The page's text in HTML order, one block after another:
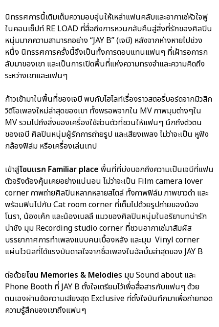
นิทรรศการนี้เติมเต็มความอบอุ่นให้เหล่าแฟนคลับและอากาเซ่หัวใจฟู
ในคอนเซ็ปท์ RE LOAD ที่สื่อถึงการหวนกลับคืนสู่สิ่งที่รักของศิลปิน
หนุ่มมากความสามารถอย่าง “JAY B” (เจบี) หลังจากห่างหายไปช่วง
หนึ่ง นิทรรศการครั้งนี้จึงเป็นทั้งการตอบแทนแฟนๆ ที่เฝ้ารอการก
ลับมาของเขา และเป็นการเปิดพื้นที่แห่งความทรงจำและความคิดถึง
ระหว่างเขาและแฟนๆ
ก้าวเข้ามาในพื้นที่ของเจบี พบกับไฮไลท์เรื่องราวสตอรี่บอร์ดจากมิวสิก
วิดีโอเพลงใหม่ล่าสุดของเขา ทั้งพรอพจากใน MV ภาพมุมต่างๆใน
MV รวมไปถึงสิ่งของเครื่องใช้ส่วนตัวที่ชวนให้แฟนๆ นึกถึงตัวตน
ของเจบี ศิลปินหนุ่มผู้รักการถ่ายรูป และเสียงเพลง ไม่ว่าจะเป็น หูฟัง
กล้องฟิล์ม หรือเครื่องเล่นเทป
เข้าสู่โซนแรก Familiar place พื้นที่ที่บ่งบอกถึงความเป็นเจบีที่แฟน
ตัวจริงต้องคุ้นเคยอย่างแน่นอน ไม่ว่าจะเป็น Film camera lover
corner ภาพถ่ายศิลปินหลากหลายสไตล์ ทั้งภาพฟิล์ม ภาพขาวดำ และ
พร้อมฟินไปกับ Cat room corner ที่เต็มไปด้วยรูปถ่ายของน้อง
โนรา, น้องเค้ก และน้องเบลลึ แมวของศิลปินหนุ่มในอริยาบทน่ารัก
น่าชัง มุม Recording studio corner ที่ชวนอากาเซ่มาสัมผัส
บรรยากาศการทำเพลงแบบคนเบื้องหลัง และมุม Vinyl corner
แผ่นไวนิลที่ได้แรงบันดาลใจจากชื่อเพลงในอัลบั้มล่าสุดของ JAY B
ต่อด้วยโซน Memories & Melodies มุม Sound about และ
Phone Booth ที่ JAY B ตั้งใจเตรียมไว้เพื่อสื่อสารกับแฟนๆ ด้วย
ตนเองผ่านข้อความเสียงสุด Exclusive ที่ตั้งใจบันทึกมาเพื่อถ่ายทอด
ความรู้สึกของเขาถึงแฟนๆ